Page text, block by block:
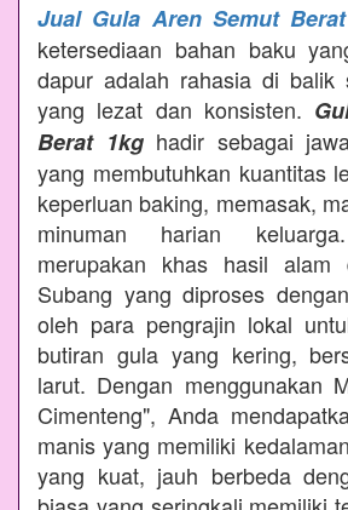
Jual Gula Aren Semut
ketersediaan bahan baku
dapur adalah rahasia di balik
yang lezat dan konsisten.
Berat 1kghadir sebagai
yang membutuhkan kuantitas
keperluan baking, memasak,
minuman harian
merupakan khas hasil alam
Subang yang diproses
oleh para pengrajin lokal
butiran gula yang kering,
larut. Dengan menggunakan
Cimenteng", Anda
manis yang memiliki
yang kuat, jauh berbeda